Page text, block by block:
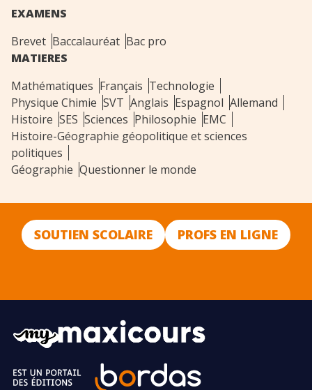
EXAMENS
Brevet Baccalauréat Bac pro
MATIERES
Mathématiques Français Technologie
Physique Chimie SVT Anglais Espagnol Allemand
Histoire SES Sciences Philosophie EMC
Histoire-Géographie géopolitique et sciences
politiques
Géographie Questionner le monde
SOUTIEN SCOLAIRE PROFS EN LIGNE